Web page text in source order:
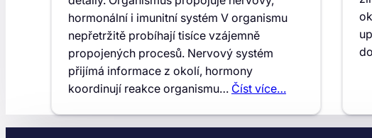
hormonální i imunitní systém V organismu
nepřetržitě probíhají tisíce vzájemně
propojených procesů. Nervový systém
přijímá informace z okolí, hormony
koordinují reakce organismu… Číst více…